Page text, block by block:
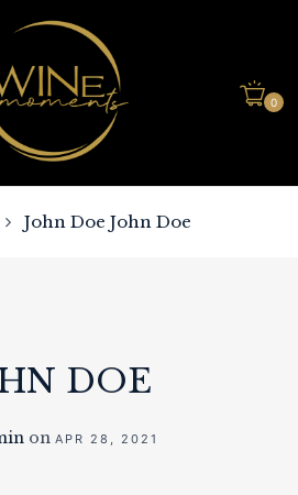
0
John Doe John Doe
DOE
on APR 28, 2021